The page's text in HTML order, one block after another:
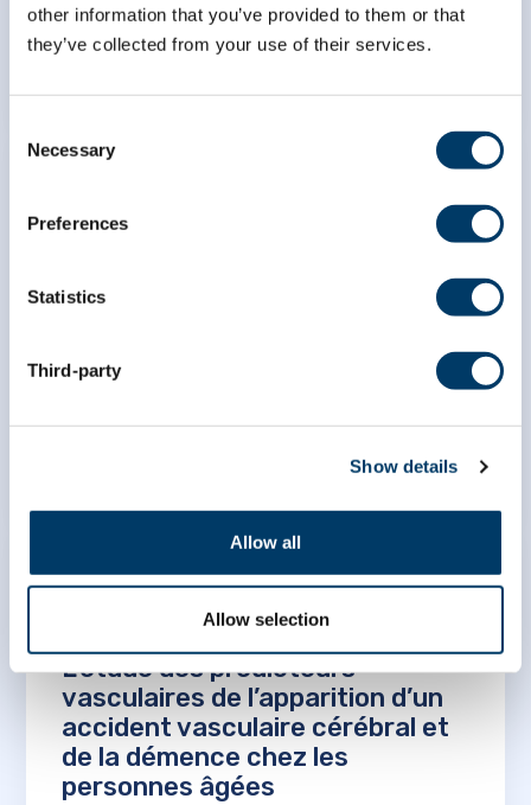
other information that you’ve provided to them or that
they’ve collected from your use of their services.
Selection
Necessary
Preferences
Statistics
Third-party
Show details
Allow all
Allow selection
EN SAVOIR PLUS
prédiction de la démence dans la
la perte auditive et de la
déficience sensorielle
L’étude des prédicteurs
vasculaires de l’apparition d’un
accident vasculaire cérébral et
de la démence chez les
personnes âgées